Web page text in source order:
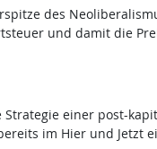
des
und damit die
einer post-
im Hier und Jetzt